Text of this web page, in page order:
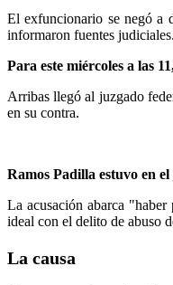
El exfuncionario se negó a
informaron fuentes judiciales.
Para este miércoles a las
Arribas llegó al juzgado
en su contra.
Ramos Padilla estuvo en
La acusación abarca
ideal con el delito de abuso
La causa